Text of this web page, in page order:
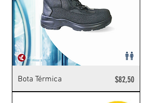
Bota Térmica Precio
$82,50